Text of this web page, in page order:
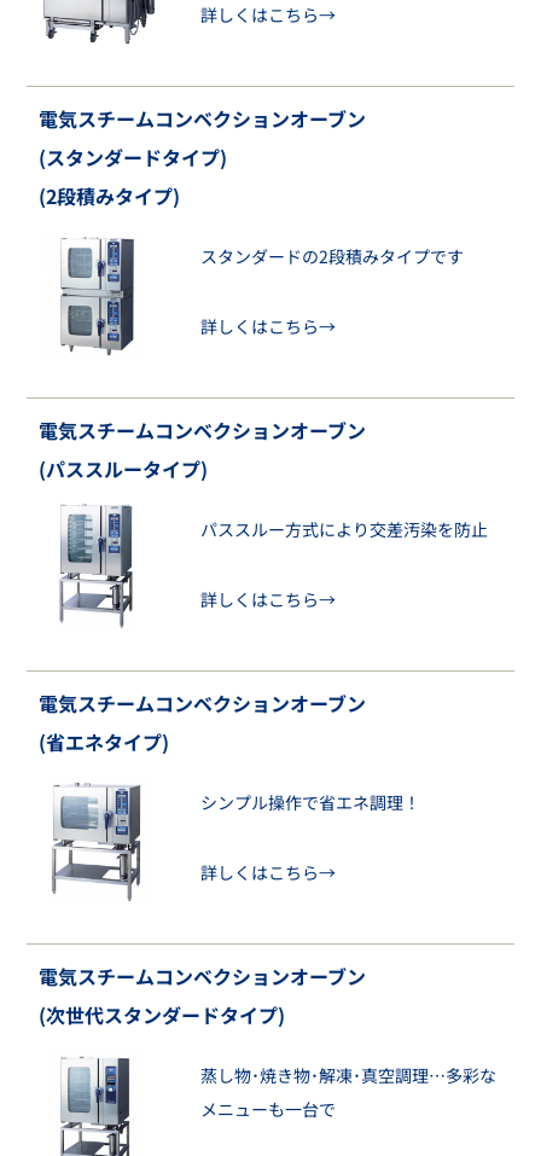
詳しくはこちら→
電気スチームコンベクションオーブン
(スタンダードタイプ)
(2段積みタイプ)
スタンダードの2段積みタイプです
詳しくはこちら→
電気スチームコンベクションオーブン
(パススルータイプ)
パススルー方式により交差汚染を防止
詳しくはこちら→
電気スチームコンベクションオーブン
(省エネタイプ)
シンプル操作で省エネ調理！
詳しくはこちら→
電気スチームコンベクションオーブン
(次世代スタンダードタイプ)
蒸し物･焼き物･解凍･真空調理…多彩な
メニューも一台で